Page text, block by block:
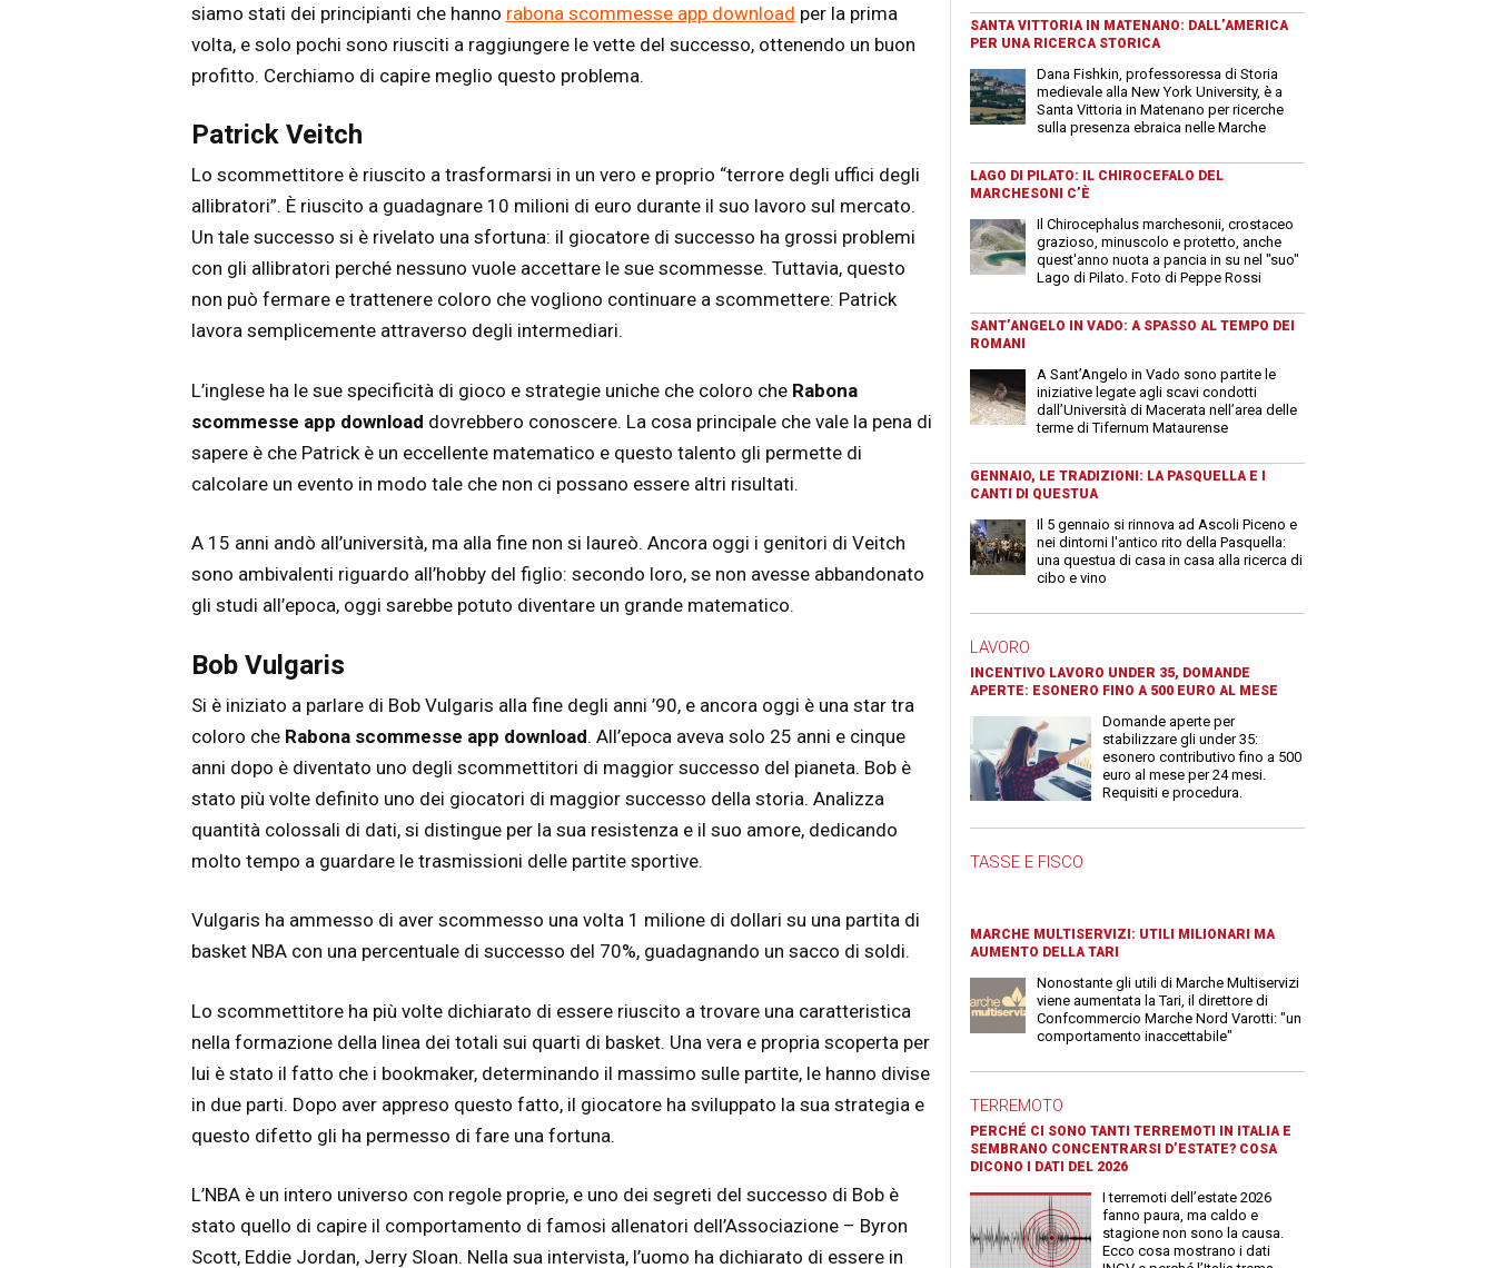
siamo stati dei principianti che hanno rabona scommesse app download per la prima
volta, e solo pochi sono riusciti a raggiungere le vette del successo, ottenendo un buon
profitto. Cerchiamo di capire meglio questo problema.
Patrick Veitch
Lo scommettitore è riuscito a trasformarsi in un vero e proprio “terrore degli uffici degli
allibratori”. È riuscito a guadagnare 10 milioni di euro durante il suo lavoro sul mercato.
Un tale successo si è rivelato una sfortuna: il giocatore di successo ha grossi problemi
con gli allibratori perché nessuno vuole accettare le sue scommesse. Tuttavia, questo
non può fermare e trattenere coloro che vogliono continuare a scommettere: Patrick
lavora semplicemente attraverso degli intermediari.
L’inglese ha le sue specificità di gioco e strategie uniche che coloro che Rabona
scommesse app download dovrebbero conoscere. La cosa principale che vale la pena di
sapere è che Patrick è un eccellente matematico e questo talento gli permette di
calcolare un evento in modo tale che non ci possano essere altri risultati.
A 15 anni andò all’università, ma alla fine non si laureò. Ancora oggi i genitori di Veitch
sono ambivalenti riguardo all’hobby del figlio: secondo loro, se non avesse abbandonato
gli studi all’epoca, oggi sarebbe potuto diventare un grande matematico.
Bob Vulgaris
Si è iniziato a parlare di Bob Vulgaris alla fine degli anni ’90, e ancora oggi è una star tra
coloro che Rabona scommesse app download. All’epoca aveva solo 25 anni e cinque
anni dopo è diventato uno degli scommettitori di maggior successo del pianeta. Bob è
stato più volte definito uno dei giocatori di maggior successo della storia. Analizza
quantità colossali di dati, si distingue per la sua resistenza e il suo amore, dedicando
molto tempo a guardare le trasmissioni delle partite sportive.
Vulgaris ha ammesso di aver scommesso una volta 1 milione di dollari su una partita di
basket NBA con una percentuale di successo del 70%, guadagnando un sacco di soldi.
Lo scommettitore ha più volte dichiarato di essere riuscito a trovare una caratteristica
nella formazione della linea dei totali sui quarti di basket. Una vera e propria scoperta per
lui è stato il fatto che i bookmaker, determinando il massimo sulle partite, le hanno divise
in due parti. Dopo aver appreso questo fatto, il giocatore ha sviluppato la sua strategia e
questo difetto gli ha permesso di fare una fortuna.
L’NBA è un intero universo con regole proprie, e uno dei segreti del successo di Bob è
stato quello di capire il comportamento di famosi allenatori dell’Associazione – Byron
Scott, Eddie Jordan, Jerry Sloan. Nella sua intervista, l’uomo ha dichiarato di essere in
SANTA VITTORIA IN MATENANO: DALL’AMERICA
PER UNA RICERCA STORICA
Dana Fishkin, professoressa di Storia
medievale alla New York University, è a
Santa Vittoria in Matenano per ricerche
sulla presenza ebraica nelle Marche
LAGO DI PILATO: IL CHIROCEFALO DEL
MARCHESONI C’È
Il Chirocephalus marchesonii, crostaceo
grazioso, minuscolo e protetto, anche
quest'anno nuota a pancia in su nel "suo"
Lago di Pilato. Foto di Peppe Rossi
SANT’ANGELO IN VADO: A SPASSO AL TEMPO DEI
ROMANI
A Sant’Angelo in Vado sono partite le
iniziative legate agli scavi condotti
dall’Università di Macerata nell’area delle
terme di Tifernum Mataurense
GENNAIO, LE TRADIZIONI: LA PASQUELLA E I
CANTI DI QUESTUA
Il 5 gennaio si rinnova ad Ascoli Piceno e
nei dintorni l'antico rito della Pasquella:
una questua di casa in casa alla ricerca di
cibo e vino
LAVORO
INCENTIVO LAVORO UNDER 35, DOMANDE
APERTE: ESONERO FINO A 500 EURO AL MESE
Domande aperte per
stabilizzare gli under 35:
esonero contributivo fino a 500
euro al mese per 24 mesi.
Requisiti e procedura.
TASSE E FISCO
MARCHE MULTISERVIZI: UTILI MILIONARI MA
AUMENTO DELLA TARI
Nonostante gli utili di Marche Multiservizi
viene aumentata la Tari, il direttore di
Confcommercio Marche Nord Varotti: "un
comportamento inaccettabile"
TERREMOTO
PERCHÉ CI SONO TANTI TERREMOTI IN ITALIA E
SEMBRANO CONCENTRARSI D’ESTATE? COSA
DICONO I DATI DEL 2026
I terremoti dell’estate 2026
fanno paura, ma caldo e
stagione non sono la causa.
Ecco cosa mostrano i dati